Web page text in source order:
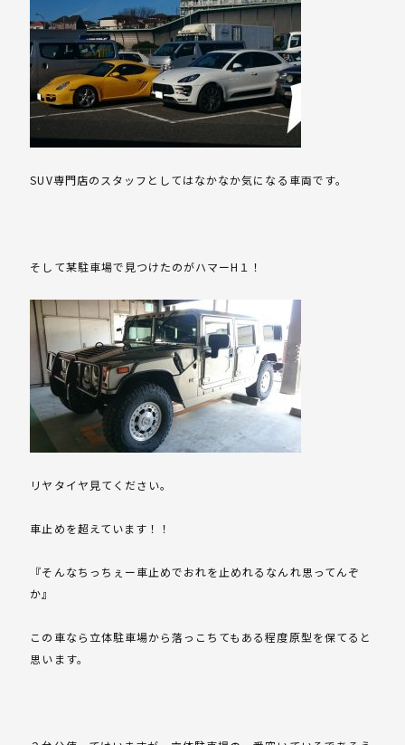
SUV専門店のスタッフとしてはなかなか気になる車両です。
そして某駐車場で見つけたのがハマーH１！
リヤタイヤ見てください。
車止めを超えています！！
『そんなちっちぇー車止めでおれを止めれるなんれ思ってんぞ
か』
この車なら立体駐車場から落っこちてもある程度原型を保てると
思います。